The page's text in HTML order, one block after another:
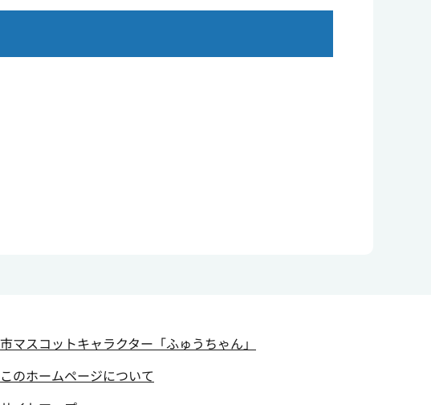
市マスコットキャラクター 「ふゅうちゃん」
このホームページについて